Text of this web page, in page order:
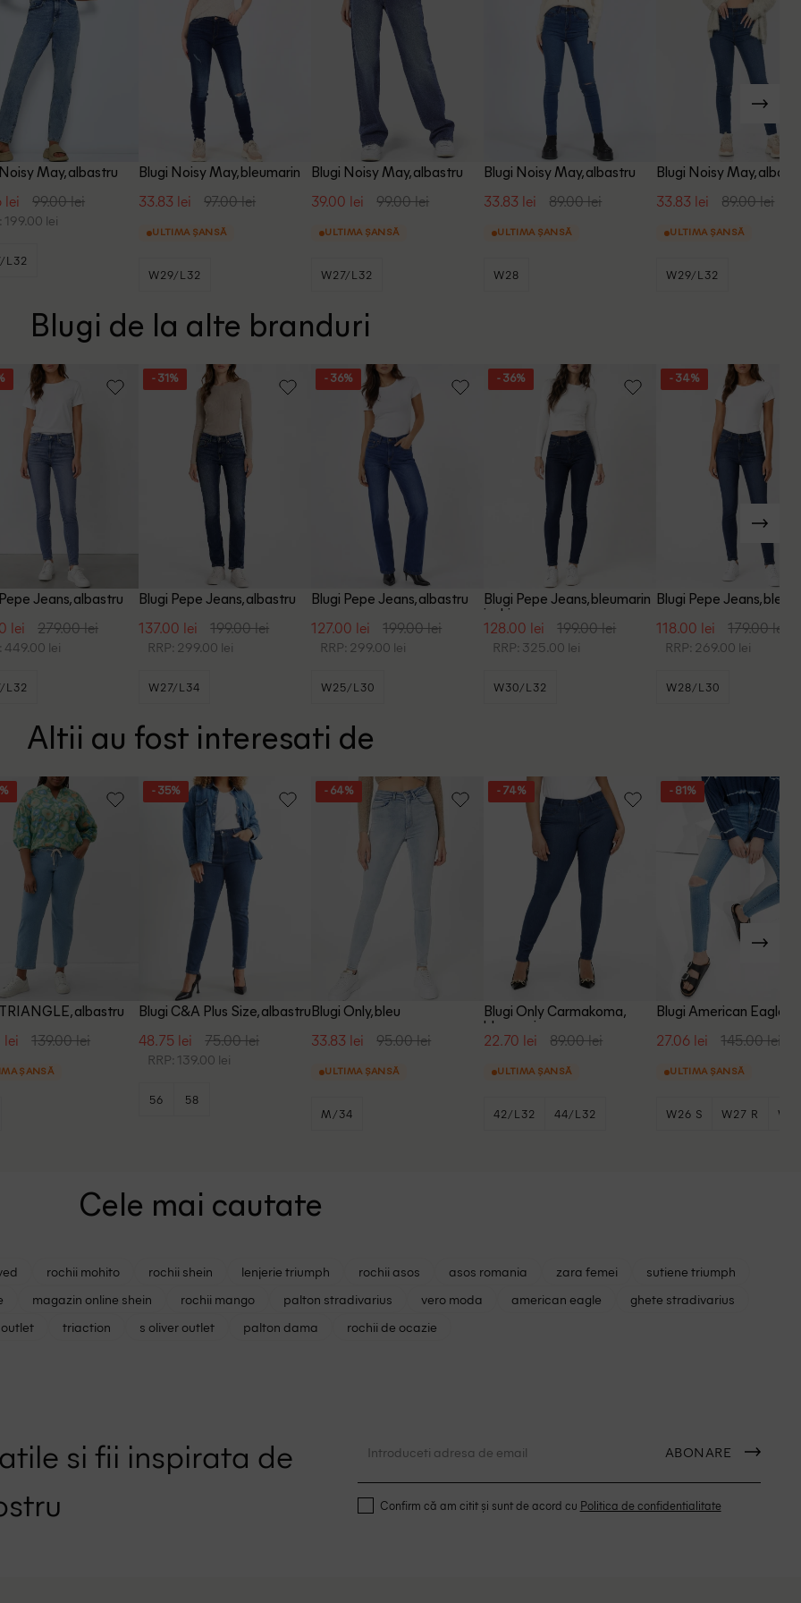
May, albastru
lei 99.00 lei
199.00 lei
L32
Blugi Noisy May, bleumarin
33.83 lei 97.00 lei
ULTIMA ȘANSĂ
W29/L32
Blugi Noisy May, albastru
39.00 lei 99.00 lei
ULTIMA ȘANSĂ
W27/L32
Blugi Noisy May, albastru
33.83 lei 89.00 lei
ULTIMA ȘANSĂ
W28
Blugi Noisy May,
33.83 lei 89.00 lei
ULTIMA ȘANSĂ
W29/L32
Blugi de la alte branduri
Jeans, albastru
lei 279.00 lei
449.00 lei
L32
- 31%
Blugi Pepe Jeans, albastru
137.00 lei 199.00 lei
RRP: 299.00 lei
W27/L34
- 36%
Blugi Pepe Jeans, albastru
127.00 lei 199.00 lei
RRP: 299.00 lei
W25/L30
- 36%
Blugi Pepe Jeans, bleumarin
inchis
128.00 lei 199.00 lei
RRP: 325.00 lei
W30/L32
- 34%
Blugi Pepe Jeans,
118.00 lei 179.00 lei
RRP: 269.00 lei
W28/L30
Altii au fost interesati de
albastru
lei 139.00 lei
ȘANSĂ
- 35%
Blugi C&A Plus Size, albastru
48.75 lei 75.00 lei
RRP: 139.00 lei
56 58
- 64%
Blugi Only, bleu
33.83 lei 95.00 lei
ULTIMA ȘANSĂ
M/34
- 74%
Blugi Only Carmakoma,
bleumarin
22.70 lei 89.00 lei
ULTIMA ȘANSĂ
42/L32 44/L32
- 81%
Blugi American Eagle,
27.06 lei 145.00 lei
ULTIMA ȘANSĂ
W26 S W27 R
Cele mai cautate
rochii mohito rochii shein lenjerie triumph rochii asos asos romania zara femei
sutiene triumph
magazin online shein rochii mango palton stradivarius vero moda american eagle
ghete stradivarius
triaction s oliver outlet palton dama rochii de ocazie
si fii inspirata de
ABONARE
Confirm că am citit și sunt de acord cu Politica de confidentialitate